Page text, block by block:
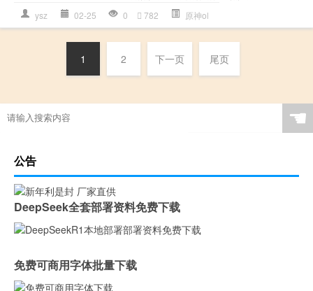
ysz 02-25 0 782 原神ol
1 2 下一页 尾页
☚
公告
DeepSeek全套部署资料免费下载
免费可商用字体批量下载